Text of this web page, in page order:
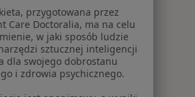
Iduna w Krakowie
w Krakowie
w Krakowie
Zdrowia w Krakowie
przygotowana przez
Care Doctoralia, ma na celu
w jaki sposób ludzie
sztucznej inteligencji
dla swojego dobrostanu
i zdrowia psychicznego.